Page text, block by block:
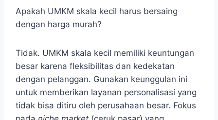
Apakah UMKM skala kecil harus bersaing
dengan harga murah?
Tidak. UMKM skala kecil memiliki keuntungan
besar karena fleksibilitas dan kedekatan
dengan pelanggan. Gunakan keunggulan ini
untuk memberikan layanan personalisasi yang
tidak bisa ditiru oleh perusahaan besar. Fokus